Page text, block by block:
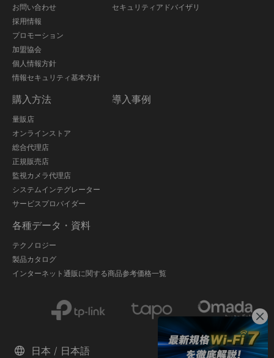
お問い合わせ
採用情報
プロモーション
加盟協会
個人情報方針
情報セキュリティ基本方針
セキュリティアドバイザリ
購入方法
量販店
オンラインストア
総合代理店
正規販売店
監視カメラ代理店
システムインテグレーター
サービスプロバイダー
導入事例
各種データ・資料
テクノロジー
製品カタログ
インターネット通販に関する商品参考価格一覧
日本 / 日本語